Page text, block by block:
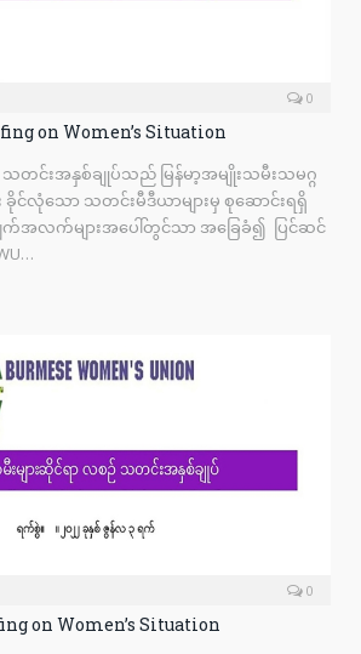
0
on Women’s Situation
သတင်းအနှစ်ချုပ်သည် မြန်မာ့အမျိုးသမီးသမဂ္ဂ
ခိုင်လုံသော သတင်းမီဒီယာများမှ စုဆောင်းရရှိ
အလက်များအပေါ်တွင်သာ အခြေခံ၍ ပြင်ဆင်
0
on Women’s Situation